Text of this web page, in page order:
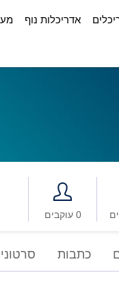
אדריכלות נוף
0 עוקבים
כתבות